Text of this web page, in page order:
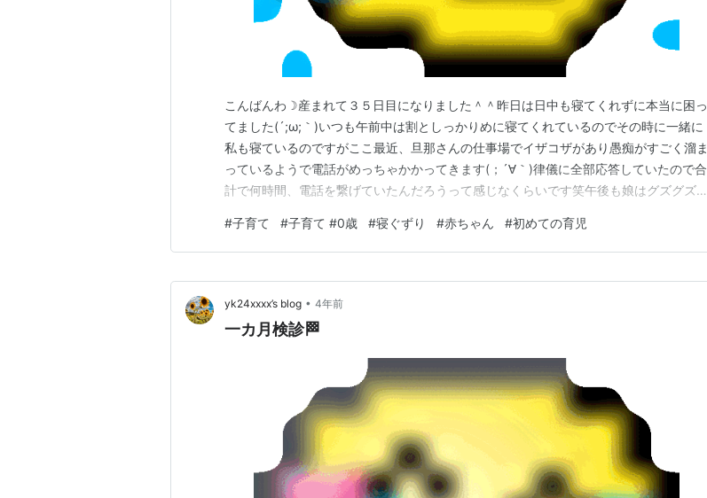
こんばんわ☽産まれて３５日目になりました＾＾昨日は日中も寝てくれずに本当に困っ
てました(´;ω;｀)いつも午前中は割としっかりめに寝てくれているのでその時に一緒に
私も寝ているのですがここ最近、旦那さんの仕事場でイザコザがあり愚痴がすごく溜ま
っているようで電話がめっちゃかかってきます(；´∀｀)律儀に全部応答していたので合
計で何時間、電話を繋げていたんだろうって感じなくらいです笑午後も娘はグズグズ言
ッドに置いたら泣きを繰り返すこと二時間・・・。やぁっと寝てくれた・・・(´Д｀)や
ぁっと横になれる。。。。と思って横…
#子育て #子育て #0歳 #寝ぐずり #赤ちゃん #初めての育児
yk24xxxx’s blog • 4年前
一カ月検診🏁